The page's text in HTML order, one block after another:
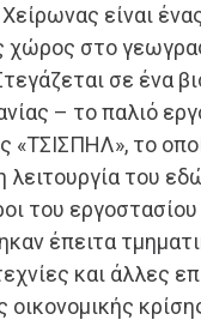
είναι
χώρος στο
σε ένα
– το παλιό
«ΤΣΙΣΠΗΛ», το
λειτουργία του
του εργοστασίου
έπειτα
και άλλες
οικονομικής